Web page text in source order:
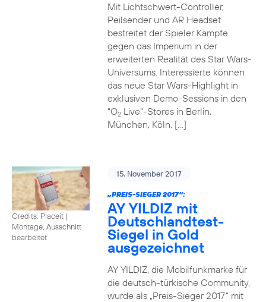
Mit Lichtschwert-Controller,
Peilsender und AR Headset
bestreitet der Spieler Kämpfe
gegen das Imperium in der
erweiterten Realität des Star Wars-
Universums. Interessierte können
das neue Star Wars-Highlight in
exklusiven Demo-Sessions in den
“O2Live“-Stores in Berlin,
München, Köln, […]
Credits: Placeit |
Montage, Ausschnitt
bearbeitet
15. November 2017
„PREIS-SIEGER 2017“:
AY YILDIZ mit
Deutschlandtest-
Siegel in Gold
ausgezeichnet
AY YILDIZ, die Mobilfunkmarke für
die deutsch-türkische Community,
wurde als „Preis-Sieger 2017“ mit